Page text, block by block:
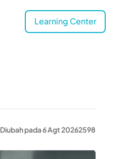
Learning Center
Diubah pada 6 Agt 20262598